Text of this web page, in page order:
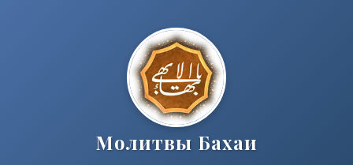
Молитвы Бахаи